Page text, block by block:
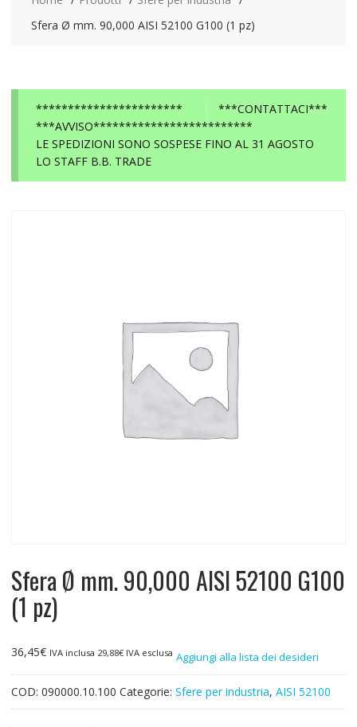
Sfera Ø mm. 90,000 AISI 52100 G100 (1 pz)
***CONTATTACI***
***********************
***AVVISO*************************
LE SPEDIZIONI SONO SOSPESE FINO AL 31 AGOSTO
LO STAFF B.B. TRADE
Sfera Ø mm. 90,000 AISI 52100 G100
(1 pz)
36,45€ IVA inclusa 29,88€IVA esclusa Aggiungi alla lista dei desideri
COD: 090000.10.100 Categorie: Sfere per industria, AISI 52100